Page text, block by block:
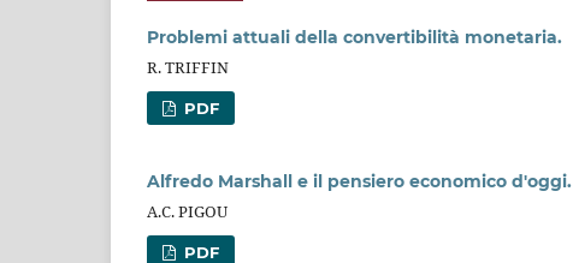
Problemi attuali della convertibilità monetaria.
R. TRIFFIN
PDF
Alfredo Marshall e il pensiero economico d'oggi.
A.C. PIGOU
PDF